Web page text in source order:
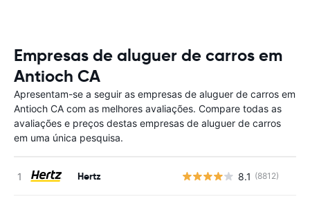
Empresas de aluguer de carros em
Antioch CA
Apresentam-se a seguir as empresas de aluguer de carros em
Antioch CA com as melhores avaliações. Compare todas as
avaliações e preços destas empresas de aluguer de carros
em uma única pesquisa.
Hertz 8.1 (8812)